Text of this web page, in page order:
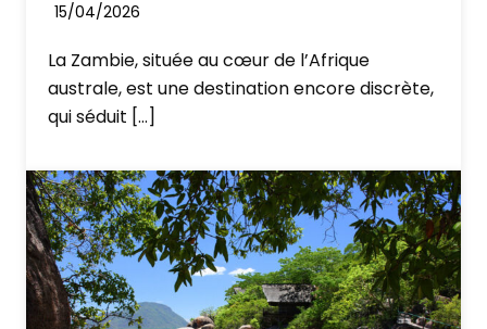
Zomba(environ 3 heures).
Installation au Kefi Hotel Café.
Ancienne capitale du Malawi, Zomba offre
points de vue. Balades, nature et paysages
variés seront au programme.
Si vous souhaitez plus profiter de l’endroit
n’hésitez pas à me demander, et nous
rajouterons une nuit.
Nuit en pension complète.
15/04/2026
La Zambie, située au cœur de l’Afrique
australe, est une destination encore discrète,
qui séduit […]